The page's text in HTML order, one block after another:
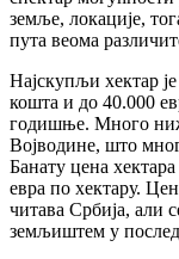
земље, локације,
пута веома
Најскупљи хектар
кошта и до 40.000
годишње. Много
Војводине, што
Банату цена
евра по хектару.
читава Србија, али
земљиштем у